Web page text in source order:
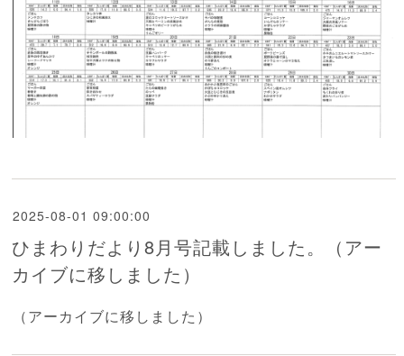
2025-08-01 09:00:00
ひまわりだより8月号記載しました。（アー
カイブに移しました）
（アーカイブに移しました）